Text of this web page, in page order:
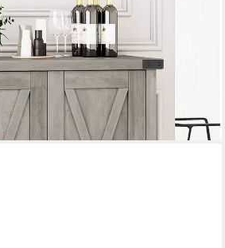
Küchenschrank
76X40X80cm Sideboard Weiß
bei dir